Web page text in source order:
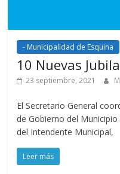
- Municipalidad de Esquina
10 Nuevas
23 septiembre, 2021
El Secretario General
de Gobierno del
del Intendente Municipal,
Leer más